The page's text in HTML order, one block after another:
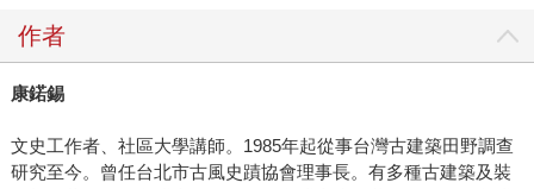
作者
康鍩錫
文史工作者、社區大學講師。1985年起從事台灣古建築田野調查
研究至今。曾任台北市古風史蹟協會理事長。有多種古建築及裝